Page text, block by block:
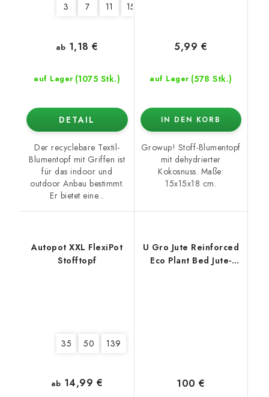
3 7 11 15
auf Lager (1075 Stk.)
ab 1,18 €
DETAIL
Der recyclebare Textil-
Blumentopf mit Griffen ist
für das indoor und
outdoor Anbau bestimmt.
Er bietet eine...
auf Lager (578 Stk.)
5,99 €
IN DEN KORB
Growup! Stoff-Blumentopf
mit dehydrierter
Kokosnuss. Maße:
15x15x18 cm.
Autopot XXL FlexiPot
Stofftopf
35 50 139
ab 14,99 €
U Gro Jute Reinforced
Eco Plant Bed Jute-
100 €